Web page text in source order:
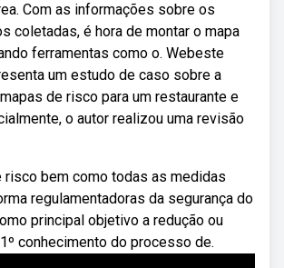
Com as informações sobre os
coletadas, é hora de montar o mapa
ferramentas como o. Webeste
um estudo de caso sobre a
de risco para um restaurante e
o autor realizou uma revisão
risco bem como todas as medidas
regulamentadoras da segurança do
principal objetivo a redução ou
conhecimento do processo de.